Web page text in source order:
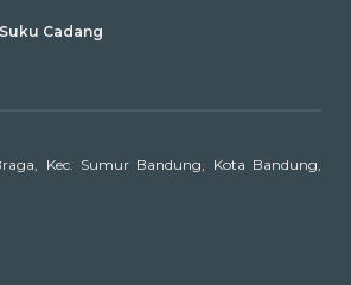
Cadang
Kec. Sumur Bandung, Kota Bandung,